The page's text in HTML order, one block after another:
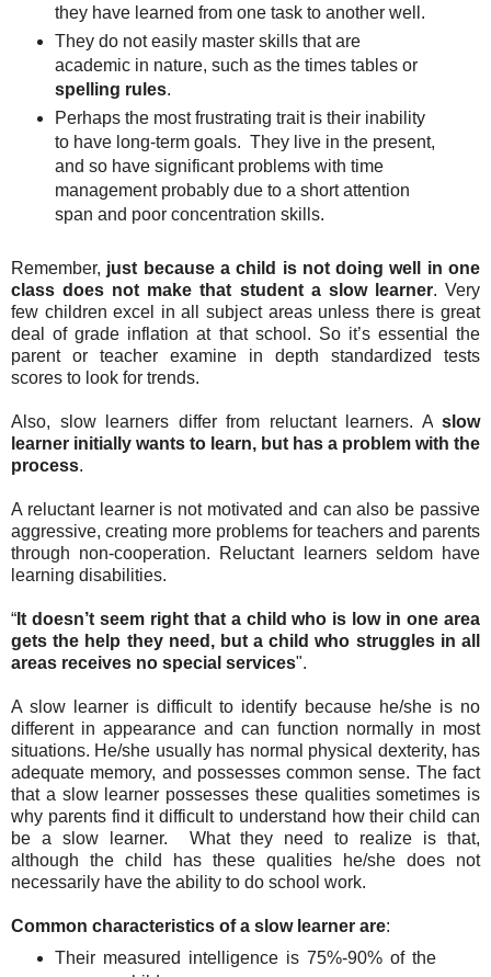
they have learned from one task to another well.
They do not easily master skills that are
academic in nature, such as the times tables or
spelling rules.
Perhaps the most frustrating trait is their inability
to have long-term goals. They live in the present,
and so have significant problems with time
management probably due to a short attention
span and poor concentration skills.
Remember, just because a child is not doing well in one
class does not make that student a slow learner. Very
few children excel in all subject areas unless there is great
deal of grade inflation at that school. So it’s essential the
parent or teacher examine in depth standardized tests
scores to look for trends.
Also, slow learners differ from reluctant learners. A slow
learner initially wants to learn, but has a problem with the
process.
A reluctant learner is not motivated and can also be passive
aggressive, creating more problems for teachers and parents
through non-cooperation. Reluctant learners seldom have
learning disabilities.
“ It doesn’t seem right that a child who is low in one area
gets the help they need, but a child who struggles in all
areas receives no special services".
A slow learner is difficult to identify because he/she is no
different in appearance and can function normally in most
situations. He/she usually has normal physical dexterity, has
adequate memory, and possesses common sense. The fact
that a slow learner possesses these qualities sometimes is
why parents find it difficult to understand how their child can
be a slow learner. What they need to realize is that,
although the child has these qualities he/she does not
necessarily have the ability to do school work.
Common characteristics of a slow learner are:
Their measured intelligence is 75%-90% of the